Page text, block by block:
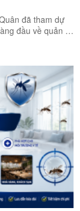
đã tham dự
đầu về quản lý
Dương, được tổ
(NZICC),